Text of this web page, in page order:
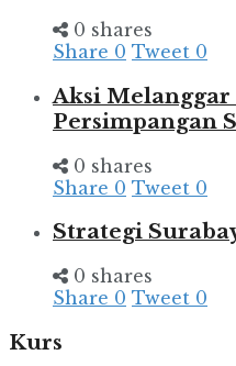
0 shares
Share 0 Tweet 0
Aksi
Persimpangan
0 shares
Share 0 Tweet 0
Strategi
0 shares
Share 0 Tweet 0
Kurs